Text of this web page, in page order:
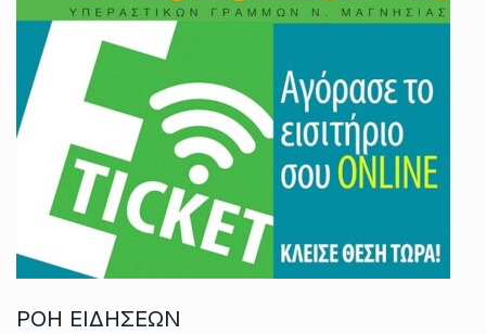
ΡΟΗ ΕΙΔΗΣΕΩΝ